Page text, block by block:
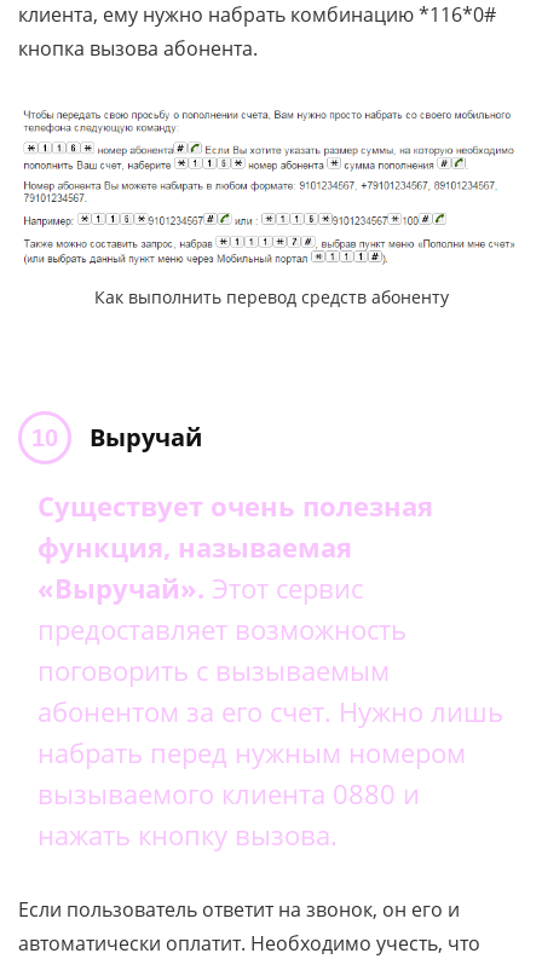
клиента, ему нужно набрать комбинацию *116*0#
кнопка вызова абонента.
Как выполнить перевод средств абоненту
Выручай
Существует очень полезная
функция, называемая
«Выручай». Этот сервис
предоставляет возможность
поговорить с вызываемым
абонентом за его счет. Нужно лишь
набрать перед нужным номером
вызываемого клиента 0880 и
нажать кнопку вызова.
Если пользователь ответит на звонок, он его и
автоматически оплатит. Необходимо учесть, что